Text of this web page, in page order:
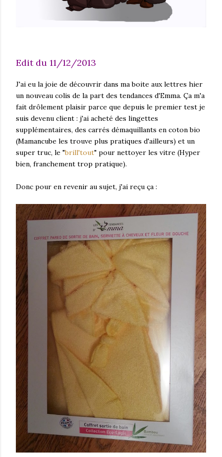
Edit du 11/12/2013
J'ai eu la joie de découvrir dans ma boite aux lettres hier
un nouveau colis de la part des tendances d'Emma. Ça m'a
fait drôlement plaisir parce que depuis le premier test je
suis devenu client : j'ai acheté des lingettes
supplémentaires, des carrés démaquillants en coton bio
(Mamancube les trouve plus pratiques d'ailleurs) et un
super truc, le "brill'tout" pour nettoyer les vitre (Hyper
bien, franchement trop pratique).
Donc pour en revenir au sujet, j'ai reçu ça :